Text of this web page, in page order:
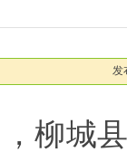
发
柳城